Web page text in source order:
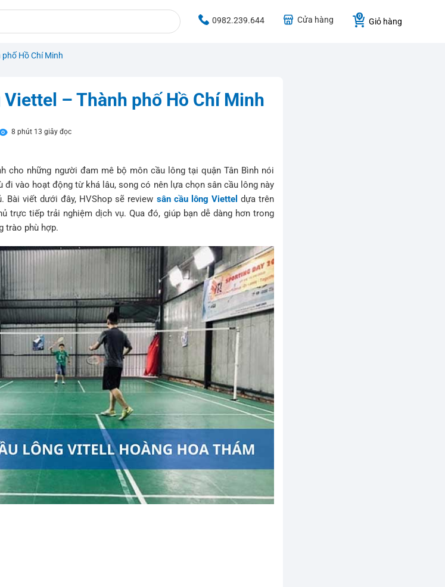
0982.239.644 Cửa hàng Giỏ hàng
Hồ Chí Minh
– Thành phố Hồ Chí Minh
8 phút 13 giây đọc
cho những người đam mê bộ môn cầu lông tại quận Tân Bình nói
đi vào hoạt động từ khá lâu, song có nên lựa chọn sân cầu lông này
Bài viết dưới đây, HVShop sẽ review sân cầu lông Viettel dựa trên
trực tiếp trải nghiệm dịch vụ. Qua đó, giúp bạn dễ dàng hơn trong
trào phù hợp.